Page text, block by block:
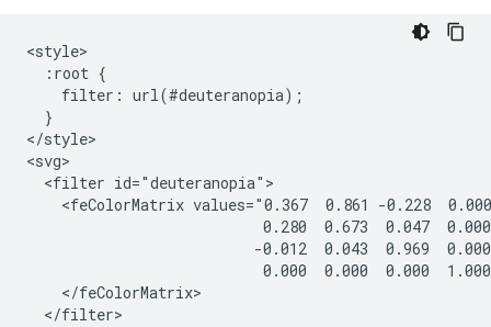
<style>
  :root {
    filter: url(#deuteranopia);
  }
</style>
<svg>
  <filter id="deuteranopia">
<feColorMatrix values="0.367  0.861 -0.228
0.280  0.673  0.047
-0.012  0.043  0.969
0.000  0.000  0.000
    </feColorMatrix>
  </filter>